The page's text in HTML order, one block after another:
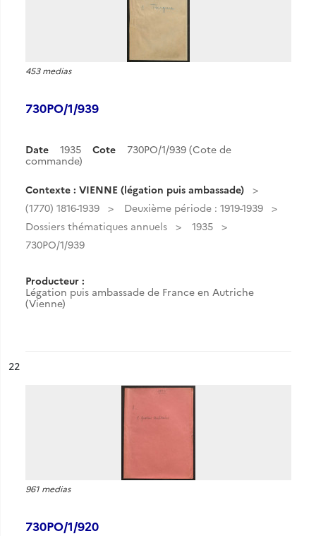
453 medias
730PO/1/939
Date 1935 Cote
730PO/1/939 (Cote de
commande)
Contexte : VIENNE (légation puis ambassade)
(1770) 1816-1939
Deuxième période : 1919-1939
Dossiers thématiques annuels
1935
730PO/1/939
Producteur :
Légation puis ambassade de France en Autriche
(Vienne)
n°
22
961 medias
730PO/1/920